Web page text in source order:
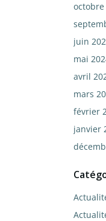
octobre
juin
mai
avril
mars
février
janvier